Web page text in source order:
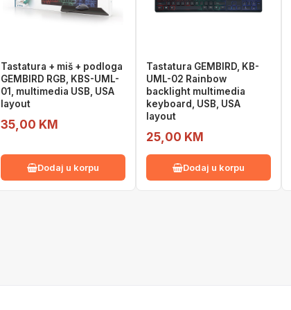
Tastatura + miš + podloga
GEMBIRD RGB, KBS-UML-
01, multimedia USB, USA
layout
35,00 KM
Dodaj u korpu
Tastatura GEMBIRD, KB-
UML-02 Rainbow
backlight multimedia
keyboard, USB, USA
layout
25,00 KM
Dodaj u korpu